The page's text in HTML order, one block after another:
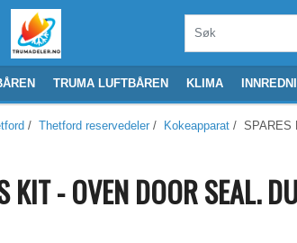
TRUMA LUFTBÅREN KLIMA
/ Thetford reservedeler / Kokeapparat / SPARES
KIT - OVEN DOOR SEAL.